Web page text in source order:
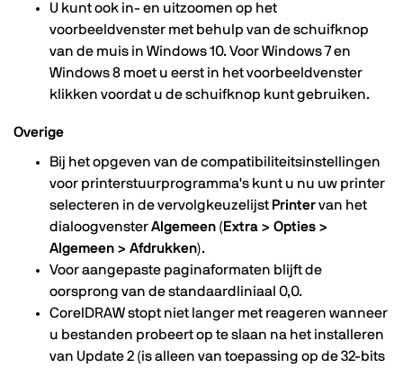
U kunt ook in- en uitzoomen op het
voorbeeldvenster met behulp van de schuifknop
van de muis in Windows 10. Voor Windows 7 en
Windows 8 moet u eerst in het voorbeeldvenster
klikken voordat u de schuifknop kunt gebruiken.
Overige
Bij het opgeven van de compatibiliteitsinstellingen
voor printerstuurprogramma's kunt u nu uw printer
selecteren in de vervolgkeuzelijst Printervan het
dialoogvensterAlgemeen (Extra > Opties >
Algemeen > Afdrukken).
Voor aangepaste paginaformaten blijft de
oorsprong van de standaardliniaal 0,0.
CorelDRAW stopt niet langer met reageren wanneer
u bestanden probeert op te slaan na het installeren
van Update 2 (is alleen van toepassing op de 32-bits